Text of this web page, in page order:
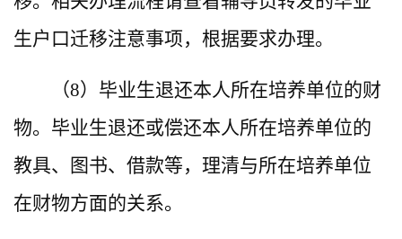
生户口迁移注意事项，根据要求办理。
（8）毕业生退还本人所在培养单位的财
物。毕业生退还或偿还本人所在培养单位的
教具、图书、借款等，理清与所在培养单位
在财物方面的关系。